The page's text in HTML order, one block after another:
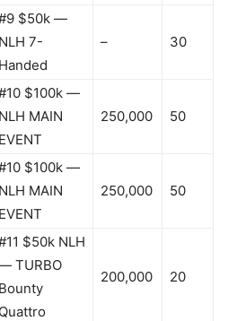
$50k —
NLH 7-
Handed
– 30
$100k —
NLH MAIN
EVENT
250,000 50
$100k —
NLH MAIN
EVENT
250,000 50
$50k NLH
TURBO
Bounty
Quattro
200,000 20